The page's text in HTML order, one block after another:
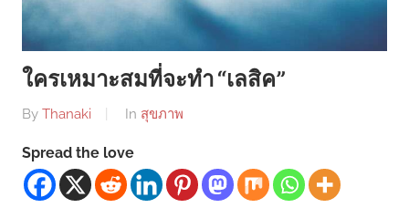
ใครเหมาะสมที่จะทำ “เลสิค”
By Thanaki In สุขภาพ
Spread the love